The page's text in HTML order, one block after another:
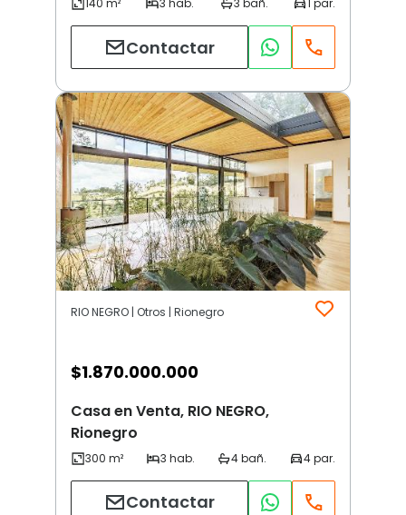
Contactar
RIO NEGRO | Otros | Rionegro
$1.870.000.000
Casa en Venta, RIO NEGRO,
Rionegro
Contactar